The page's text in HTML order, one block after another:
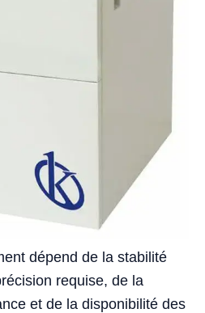
dépend de la stabilité
requise, de la
et de la disponibilité des